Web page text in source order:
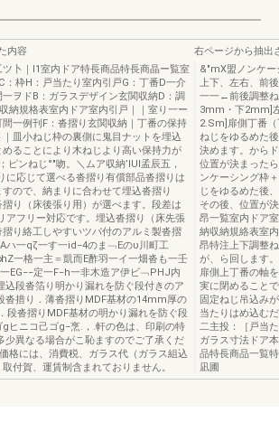
内容
ツ卜｜I1室内ドア特長商品特長商晶ー覧室
：枠H：戸当たり室内引戸G：丁番D一介
ヲドB：ガラスデザイン玄関収納D：調
納規格表室内ドア室内引戸｜｜室り一ー
一例刊F：沓摺り玄関収納｜丁番の保持
皿小ねじ枠の裏側に鬼目ナットを埋込
ることにより木ねじより高い保持力が
ピンねじ°"吻。＼ムア収納’IUI孟辰五，
に応じて選べる沓摺り有償部品沓摺りは
ので、納まりに合わせて埋込沓摺り
摺り（床後張り用）が選べます。段差は
アフリー対応です。埋込沓摺り（床先張
り絡工しやすいツパ付のアルミ製沓摺
ハ一qζ一す一id−4のま﹁Eのυ川町工
一格一主＝凱而E酢羽一イ一畑沓も一壬
EG−−定一F−h一非木造ア伊ビ﹁PHJ内
込段沓箔り明かり漏れを防ぐ段付きのア
沓措り．薄沓摺りMDF基材の14mm厚の
段沓摺りMDF基材の明かり漏れを防ぐ段
ヒニコ己ゴg−烹.，.軒の色は、印刷の特
少異なる場合がこ恥ますのでご了承くだ
格には、消費税、ガラス代（ガラス組込
付賀、運賃制含まれておりません。
右ページから抽出
&"mX盟ノンケー
上下、左右、前
一一←前後調整
3mm・下2mm]
2.Sm]扉側丁番
ねじをゆるめた
決めます。から
位置が決まった
ンケーシング枠
じをゆるめた後
その後、位置が
昂一覧室内ドア
納収納規絡表室
昂特注上下調整
が、ら回します
扉側上丁番の軸
実に閉めること
固定ねじ吊込み
当たりはめ込む
二主投：［戸当
ガラス寸法ドア
品特長商品一覧
凪圃